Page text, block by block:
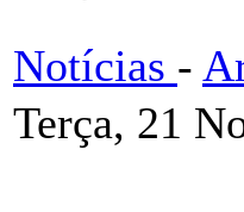
Notícias -
Terça, 21